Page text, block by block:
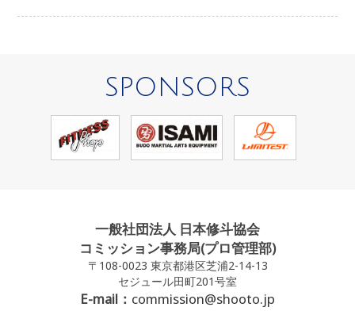
SPONSORS
一般社団法人 日本修斗協会
コミッション事務局(プロ管理部)
〒108-0023 東京都港区芝浦2-14-13
セジュール田町201号室
E-mail： commission@shooto.jp